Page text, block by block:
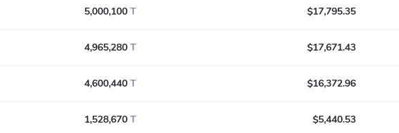
5,000,100 T $17,795.35
4,965,280 T $17,671.43
4,600,440 T $16,372.96
1,528,670 T $5,440.53